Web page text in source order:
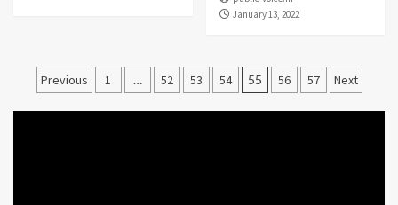
January 13, 2022
Posts
pagination
Previous 1 … 52 53 54 55 56 57 Next